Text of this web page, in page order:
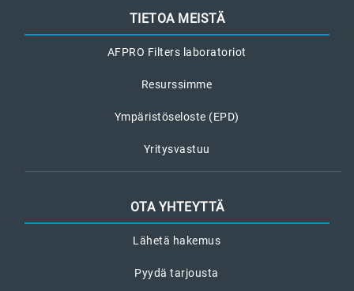
TIETOA MEISTÄ
AFPRO Filters laboratoriot
Resurssimme
Ympäristöseloste (EPD)
Yritysvastuu
OTA YHTEYTTÄ
Lähetä hakemus
Pyydä tarjousta